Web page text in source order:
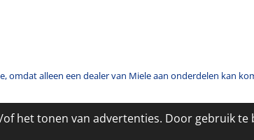
het tonen van advertenties. Door gebruik
alleen een dealer van Miele aan onderdelen kan